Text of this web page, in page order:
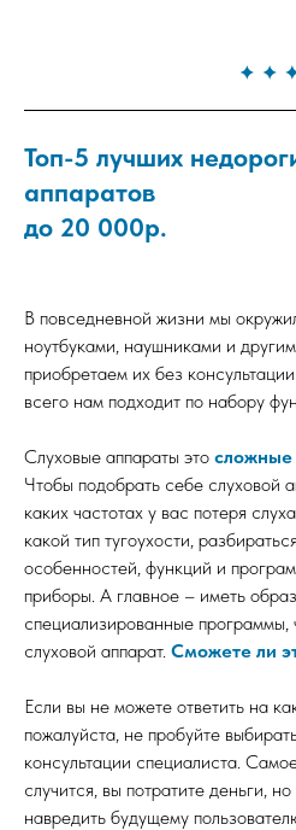
Топ-5 лучших
аппаратов
до 20 000р.
В повседневной жизни мы
ноутбуками, наушниками и
приобретаем их без
всего нам подходит по набору
Слуховые аппараты это сложные
Чтобы подобрать себе слуховой
каких частотах у вас потеря
какой тип тугоухости,
особенностей, функций и
приборы. А главное – иметь
специализированные программы,
слуховой аппарат. Сможете ли
Если вы не можете ответить на
пожалуйста, не пробуйте
консультации специалиста.
случится, вы потратите деньги,
навредить будущему